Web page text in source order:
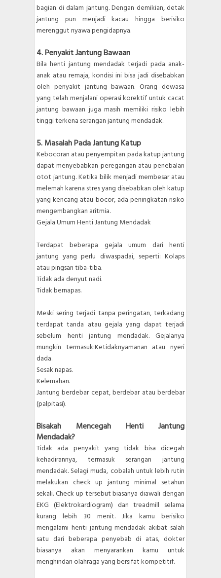
bagian di dalam jantung. Dengan demikian, detak
jantung pun menjadi kacau hingga berisiko
merenggut nyawa pengidapnya.
4. Penyakit Jantung Bawaan
Bila henti jantung mendadak terjadi pada anak-
anak atau remaja, kondisi ini bisa jadi disebabkan
oleh penyakit jantung bawaan. Orang dewasa
yang telah menjalani operasi korektif untuk cacat
jantung bawaan juga masih memiliki risiko lebih
tinggi terkena serangan jantung mendadak.
5. Masalah Pada Jantung Katup
Kebocoran atau penyempitan pada katup jantung
dapat menyebabkan peregangan atau penebalan
otot jantung. Ketika bilik menjadi membesar atau
melemah karena stres yang disebabkan oleh katup
yang kencang atau bocor, ada peningkatan risiko
mengembangkan aritmia.
Gejala Umum Henti Jantung Mendadak
Terdapat beberapa gejala umum dari henti
jantung yang perlu diwaspadai, seperti: Kolaps
atau pingsan tiba-tiba.
Tidak ada denyut nadi.
Tidak bernapas.
Meski sering terjadi tanpa peringatan, terkadang
terdapat tanda atau gejala yang dapat terjadi
sebelum henti jantung mendadak. Gejalanya
mungkin termasuk:Ketidaknyamanan atau nyeri
dada.
Sesak napas.
Kelemahan.
Jantung berdebar cepat, berdebar atau berdebar
(palpitasi).
Bisakah Mencegah Henti Jantung
Mendadak?
Tidak ada penyakit yang tidak bisa dicegah
kehadirannya, termasuk serangan jantung
mendadak. Selagi muda, cobalah untuk lebih rutin
melakukan check up jantung minimal setahun
sekali. Check up tersebut biasanya diawali dengan
EKG (Elektrokardiogram) dan treadmill selama
kurang lebih 30 menit. Jika kamu berisiko
mengalami henti jantung mendadak akibat salah
satu dari beberapa penyebab di atas, dokter
biasanya akan menyarankan kamu untuk
menghindari olahraga yang bersifat kompetitif.